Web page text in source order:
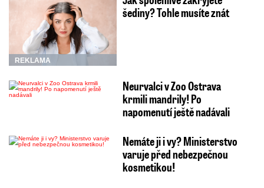
REKLAMA
šediny? Tohle musíte znát
Neurvalci v Zoo Ostrava
krmili mandrily! Po
napomenutí ještě nadávali
Nemáte ji i vy? Ministerstvo
varuje před nebezpečnou
kosmetikou!